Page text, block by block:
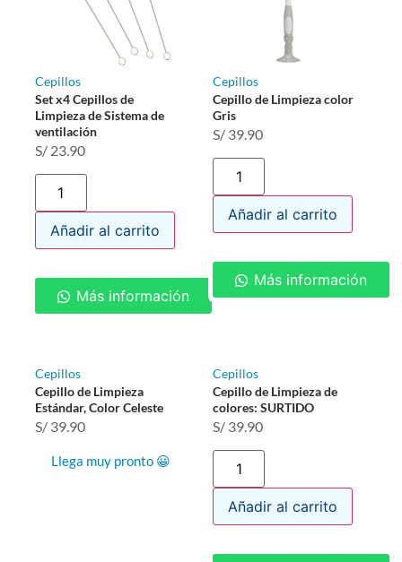
Cepillos
Set x4 Cepillos de
Limpieza de Sistema de
ventilación
S/23.90
Añadir al carrito
Más información
Cepillos
Cepillo de Limpieza color
Gris
S/ 39.90
Añadir al carrito
Más información
Cepillos
Cepillo de Limpieza
Estándar, Color Celeste
S/39.90
Llega muy pronto 😀
Cepillos
Cepillo de Limpieza de
colores: SURTIDO
S/ 39.90
Añadir al carrito